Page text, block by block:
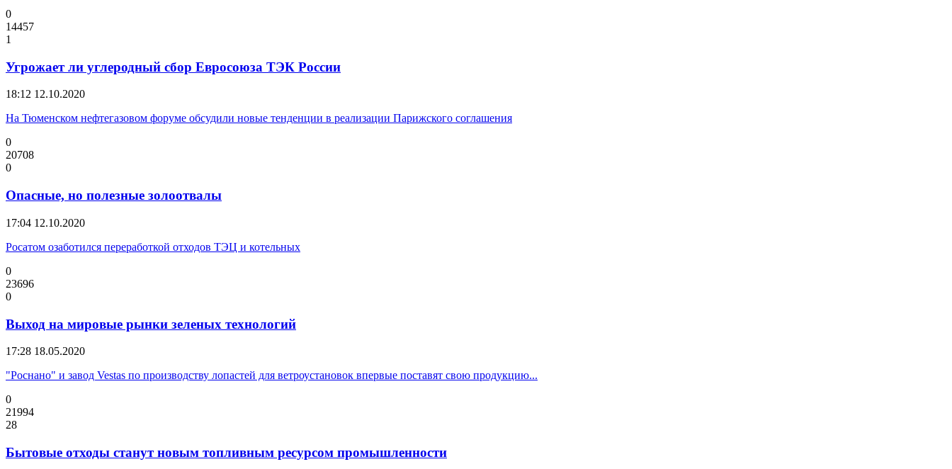
0
14457
1
Угрожает ли углеродный сбор Евросоюза ТЭК России
18:12 12.10.2020
На Тюменском нефтегазовом форуме обсудили новые тенденции в реализации Парижского соглашения
0
20708
0
Опасные, но полезные золоотвалы
17:04 12.10.2020
Росатом озаботился переработкой отходов ТЭЦ и котельных
0
23696
0
Выход на мировые рынки зеленых технологий
17:28 18.05.2020
"Роснано" и завод Vestas по производству лопастей для ветроустановок впервые поставят свою продукцию...
0
21994
28
Бытовые отходы станут новым топливным ресурсом промышленности